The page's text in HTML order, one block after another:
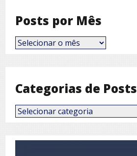
Posts por Mês
Posts
por
Categorias de Posts
Categorias
de